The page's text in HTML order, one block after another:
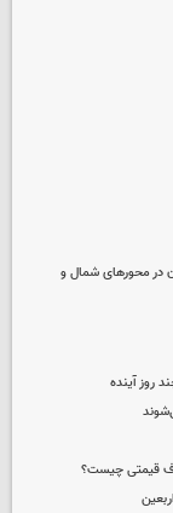
در محورهای شمال و
روز آینده
قیمتی چیست؟